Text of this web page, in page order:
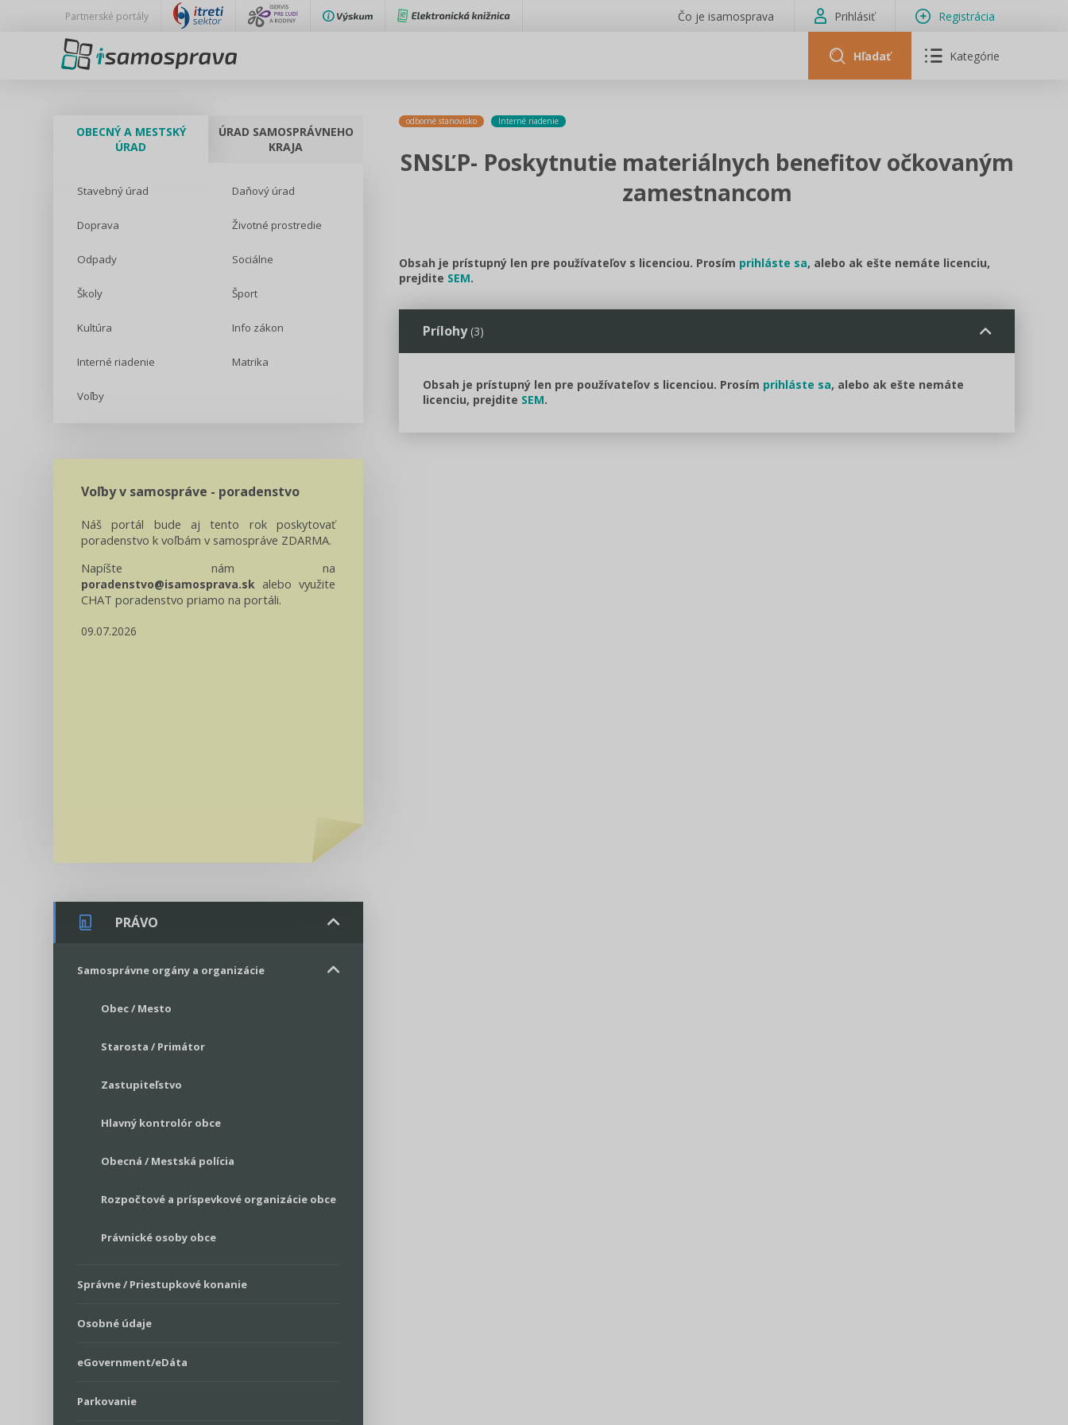
Partnerské portály Čo je isamosprava Prihlásiť Registrácia
Hľadať Kategórie
OBECNÝ A MESTSKÝ
ÚRAD
ÚRAD SAMOSPRÁVNEHO
KRAJA
Stavebný úrad Daňový úrad
Doprava Životné prostredie
Odpady Sociálne
Školy Šport
Kultúra Info zákon
Interné riadenie Matrika
Voľby
Voľby v samospráve - poradenstvo
Náš portál bude aj tento rok poskytovať
poradenstvo k voľbám v samospráve ZDARMA.
Napíšte nám na
poradenstvo@isamosprava.sk alebo využite
CHAT poradenstvo priamo na portáli.
09.07.2026
PRÁVO
Samosprávne orgány a organizácie
Obec / Mesto
Starosta / Primátor
Zastupiteľstvo
Hlavný kontrolór obce
Obecná / Mestská polícia
Rozpočtové a príspevkové organizácie obce
Právnické osoby obce
Správne / Priestupkové konanie
Osobné údaje
eGovernment/eDáta
Parkovanie
odborné stanovisko Interné riadenie
SNSĽP- Poskytnutie materiálnych benefitov očkovaným
zamestnancom
Obsah je prístupný len pre používateľov s licenciou. Prosím prihláste sa, alebo ak ešte nemáte licenciu,
prejdite SEM.
Prílohy (3)
Obsah je prístupný len pre používateľov s licenciou. Prosím prihláste sa, alebo ak ešte nemáte
licenciu, prejdite SEM.